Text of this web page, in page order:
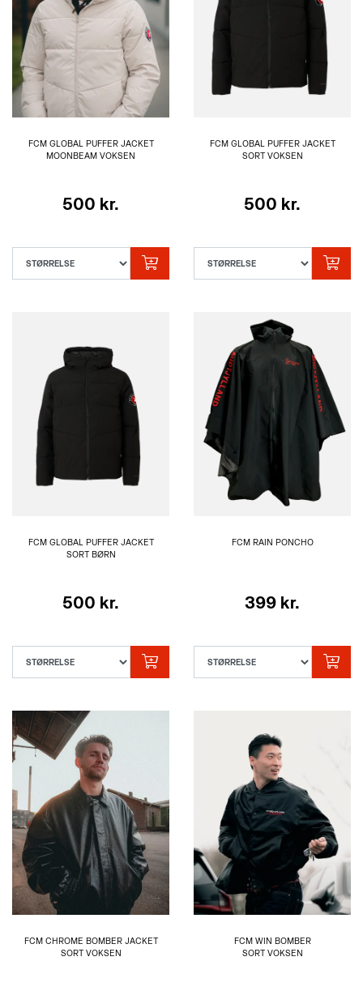
FCM GLOBAL PUFFER JACKET
MOONBEAM VOKSEN
500 kr.
FCM GLOBAL PUFFER JACKET
SORT VOKSEN
500 kr.
FCM GLOBAL PUFFER JACKET
SORT BØRN
500 kr.
FCM RAIN PONCHO
399 kr.
FCM CHROME BOMBER JACKET
SORT VOKSEN
FCM WIN BOMBER
SORT VOKSEN